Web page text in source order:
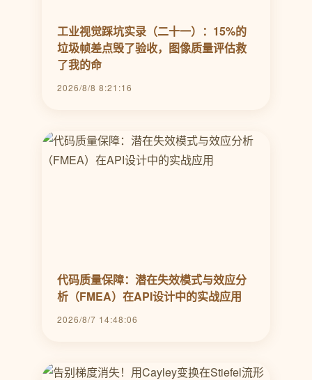
工业视觉踩坑实录（二十一）：15%的
垃圾帧差点毁了验收，图像质量评估救
了我的命
2026/8/8 8:21:16
代码质量保障：潜在失效模式与效应分
析（FMEA）在API设计中的实战应用
2026/8/7 14:48:06